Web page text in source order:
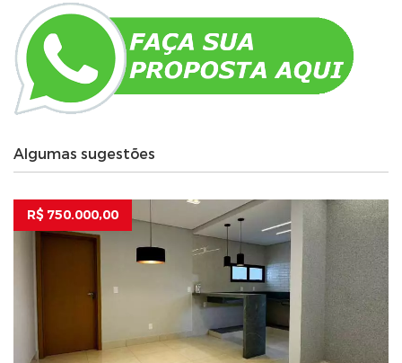
Algumas sugestões
R$ 750.000,00